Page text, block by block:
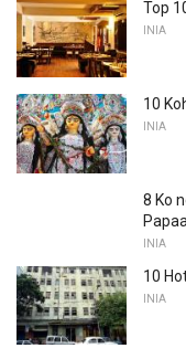
Top
INIA
10
INIA
8 Ko
INIA
10
INIA